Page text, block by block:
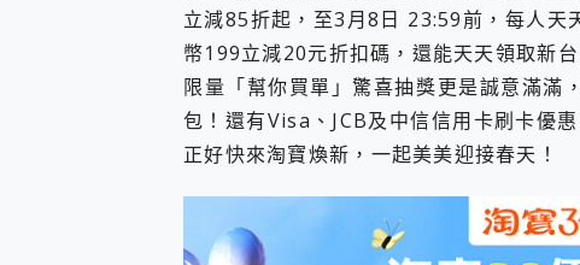
realme 14 Pro 超硬軍規、冰感
iPhone、Apple Watch、
動靜皆宜「HUAWEI FreeArc
好玩好拍 vivo V50 ~ 口袋裡的
25種洗烘模式一機搞定!
給 MSI Claw 系列電競掌機 最
2億 APO蔡司長焦神機降臨~
EaseUS Vocal Remover 免費
3 個超值 MHN 飛人工具分享
立減85折起，至3月8日 23:59前，每人天
幣199立減20元折扣碼，還能天天領取新
限量「幫你買單」驚喜抽獎更是誠意滿滿
包！還有Visa、JCB及中信信用卡刷卡優
正好快來淘寶煥新，一起美美迎接春天！